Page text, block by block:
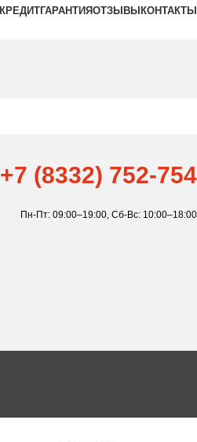
КРЕДИТГАРАНТИЯОТЗЫВЫ КОНТАКТЫ
+7 (8332) 752-754
Пн-Пт: 09:00–19:00, Сб-Вс: 10:00–18:00